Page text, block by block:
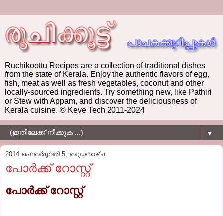
Ruchikoottu Recipes are a collection of traditional dishes
from the state of Kerala. Enjoy the authentic flavors of egg,
fish, meat as well as fresh vegetables, coconut and other
locally-sourced ingredients. Try something new, like Pathiri
or Stew with Appam, and discover the deliciousness of
Kerala cuisine. © Keve Tech 2011-2024
▼
2014 ഫെബ്രുവരി 5, ബുധനാഴ്‌ച
പോര്‍ക്ക്‌ റോസ്റ്റ്‌
പോര്‍ക്ക്‌ റോസ്റ്റ്‌